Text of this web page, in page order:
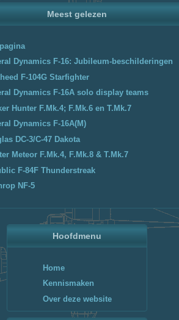
Hoofdmenu
Home
Kennismaken
Over deze website
Meest gelezen
Dynamics F-16: Jubileum-beschilderingen
F-104G Starfighter
Dynamics F-16A solo display teams
Hunter F.Mk.4; F.Mk.6 en T.Mk.7
Dynamics F-16A(M)
DC-3/C-47 Dakota
Meteor F.Mk.4, F.Mk.8 & T.Mk.7
F-84F Thunderstreak
NF-5